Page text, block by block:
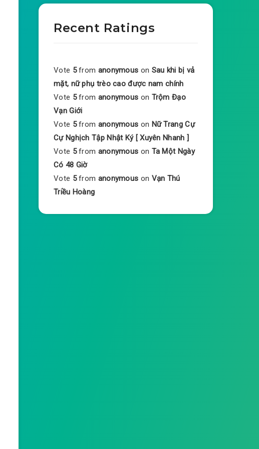
Recent Ratings
Vote 5 from anonymous on Sau khi bị vả
mặt, nữ phụ trèo cao được nam chính
Vote 5 from anonymous on Trộm Đạo
Vạn Giới
Vote 5 from anonymous on Nữ Trang Cự
Cự Nghịch Tập Nhật Ký [ Xuyên Nhanh ]
Vote 5 from anonymous on Ta Một Ngày
Có 48 Giờ
Vote 5 from anonymous on Vạn Thú
Triều Hoàng